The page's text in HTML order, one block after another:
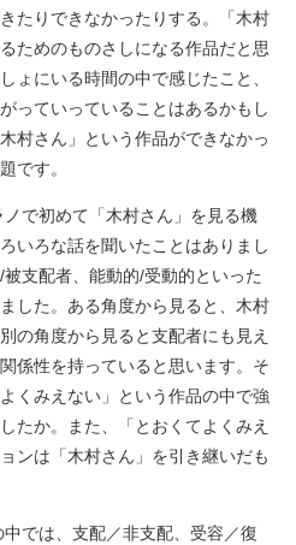
たりできなかったりする。「木村
ためのものさしになる作品だと思
ょにいる時間の中で感じたこと、
っていっていることはあるかもし
村さん」という作品ができなかっ
です。
で初めて「木村さん」を見る機
いろな話を聞いたことはありまし
支配者、能動的/受動的といった
した。ある角度から見ると、木村
の角度から見ると支配者にも見え
係性を持っていると思います。そ
くみえない」という作品の中で強
たか。また、「とおくてよくみえ
ンは「木村さん」を引き継いだも
では、支配／非支配、受容／復